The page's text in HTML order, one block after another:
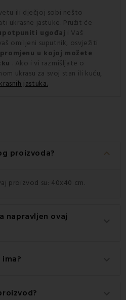
ili dječjoj sobi nešto
ukrasne jastuke. Pružit će
ugođaj i Vaš
omiljeni suputnik, osvježiti
promjenu u kojoj možete
. Ako i vi razmišljate o
ukrasu za svoj stan ili kuću,
jastuka.
proizvoda? keyboard_arrow_down
proizvod su: 40x40 cm.
napravljen ovaj
visokokvalitetnog materijala:
zatvaranje na Zatvarač.